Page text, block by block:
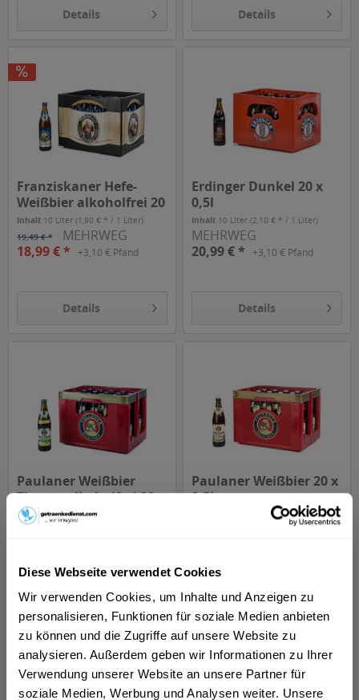
Diese Webseite verwendet Cookies
Wir verwenden Cookies, um Inhalte und Anzeigen zu
personalisieren, Funktionen für soziale Medien anbieten
zu können und die Zugriffe auf unsere Website zu
analysieren. Außerdem geben wir Informationen zu Ihrer
Verwendung unserer Website an unsere Partner für
soziale Medien, Werbung und Analysen weiter. Unsere
Details Details
Franziskaner Hefe-
Weißbier alkoholfrei 20
x 0,5l
Inhalt 10 Liter(1,90 € * / 1 Liter)
19,49 € *
MEHRWEG
18,99 € *
+3,10 € Pfand
Details
Erdinger Dunkel 20 x
0,5l
Inhalt 10 Liter(2,10 € * / 1 Liter)
MEHRWEG
20,99 € *
+3,10 € Pfand
Details
Paulaner Weißbier
Zitrone alkoholfrei 20 x
0,5l
Inhalt10 Liter(2,00 € * / 1 Liter)
MEHRWEG
Details
Paulaner Weißbier 20 x
0,5l
(2,05 € * / 1 Liter)
Details